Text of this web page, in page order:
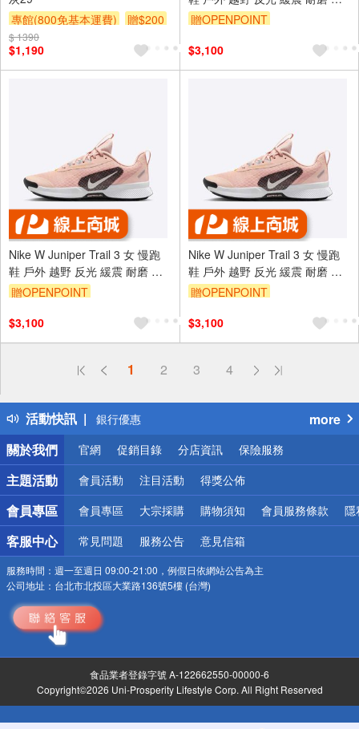
專館(800免基本運費)
贈$200
$ 1390
$1,190
橘 [FQ0902-600]
贈OPENPOINT
$3,100
Nike W Juniper Trail 3 女 慢跑
鞋 戶外 越野 反光 緩震 耐磨 粉
橘 [FQ0902-600]
贈OPENPOINT
$3,100
Nike W Juniper Trail 3 女 慢跑
鞋 戶外 越野 反光 緩震 耐磨 粉
橘 [FQ0902-600]
贈OPENPOINT
$3,100
1 2 3 4
活動快訊
詐騙網頁！請小心！
熱門話題
銀行優惠
偏遠地區配送
詐騙網頁！請小心！
more
關於我們
官網 促銷目錄 分店資訊 保險服務
主題活動 會員活動 注目活動 得獎公佈
會員專區 會員專區 大宗採購 購物須知 會員服務條款 隱
客服中心 常見問題 服務公告 意見信箱
服務時間： 週一至週日 09:00-21:00，例假日依網站公告為主
公司地址： 台北市北投區大業路136號5樓 (台灣)
食品業者登錄字號 A-122662550-00000-6
Copyright©2026 Uni-Prosperity Lifestyle Corp. All Right Reserved